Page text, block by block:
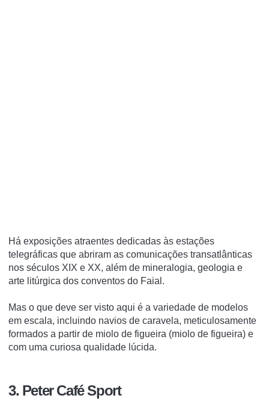
Há exposições atraentes dedicadas às estações
telegráficas que abriram as comunicações transatlânticas
nos séculos XIX e XX, além de mineralogia, geologia e
arte litúrgica dos conventos do Faial.
Mas o que deve ser visto aqui é a variedade de modelos
em escala, incluindo navios de caravela, meticulosamente
formados a partir de miolo de figueira (miolo de figueira) e
com uma curiosa qualidade lúcida.
3. Peter Café Sport